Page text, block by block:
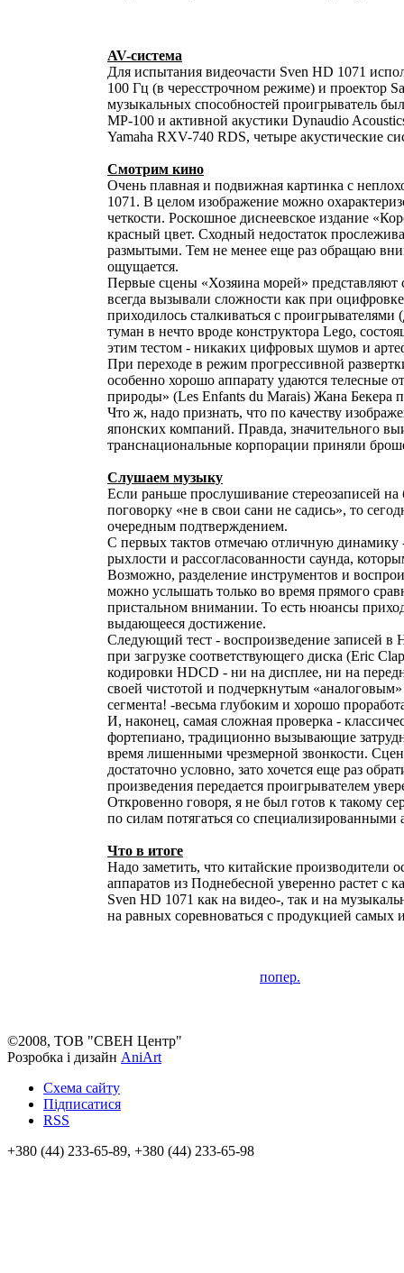
AV-система
Для испытания видеочасти Sven HD 1071
100 Гц (в чересстрочном режиме) и проектор
музыкальных способностей проигрыватель
MP-100 и активной акустики Dynaudio
Yamaha RXV-740 RDS, четыре акустические
Смотрим кино
Очень плавная и подвижная картинка с
1071. В целом изображение можно
четкости. Роскошное диснеевское издание
красный цвет. Сходный недостаток
размытыми. Тем не менее еще раз обращаю
ощущается.
Первые сцены «Хозяина морей»
всегда вызывали сложности как при
приходилось сталкиваться с
туман в нечто вроде конструктора Lego,
этим тестом - никаких цифровых шумов и
При переходе в режим прогрессивной
особенно хорошо аппарату удаются
природы» (Les Enfants du Marais) Жана Бекера
Что ж, надо признать, что по качеству
японских компаний. Правда, значительного
транснациональные корпорации приняли
Слушаем музыку
Если раньше прослушивание стереозаписей
поговорку «не в свои сани не садись», то
очередным подтверждением.
С первых тактов отмечаю отличную динамику
рыхлости и рассогласованности саунда,
Возможно, разделение инструментов и
можно услышать только во время прямого
пристальном внимании. То есть нюансы
выдающееся достижение.
Следующий тест - воспроизведение записей
при загрузке соответствующего диска (Eric
кодировки HDCD - ни на дисплее, ни на
своей чистотой и подчеркнутым
сегмента! -весьма глубоким и хорошо
И, наконец, самая сложная проверка -
фортепиано, традиционно вызывающие
время лишенными чрезмерной звонкости.
достаточно условно, зато хочется еще раз
произведения передается проигрывателем
Откровенно говоря, я не был готов к такому
по силам потягаться со
Что в итоге
Надо заметить, что китайские производители
аппаратов из Поднебесной уверенно растет
Sven HD 1071 как на видео-, так и на
на равных соревноваться с продукцией
попер.
©2008, ТОВ "СВЕН Центр"
Розробка і дизайн AniArt
Схема сайту
Підписатися
RSS
+380 (44) 233-65-89, +380 (44) 233-65-98